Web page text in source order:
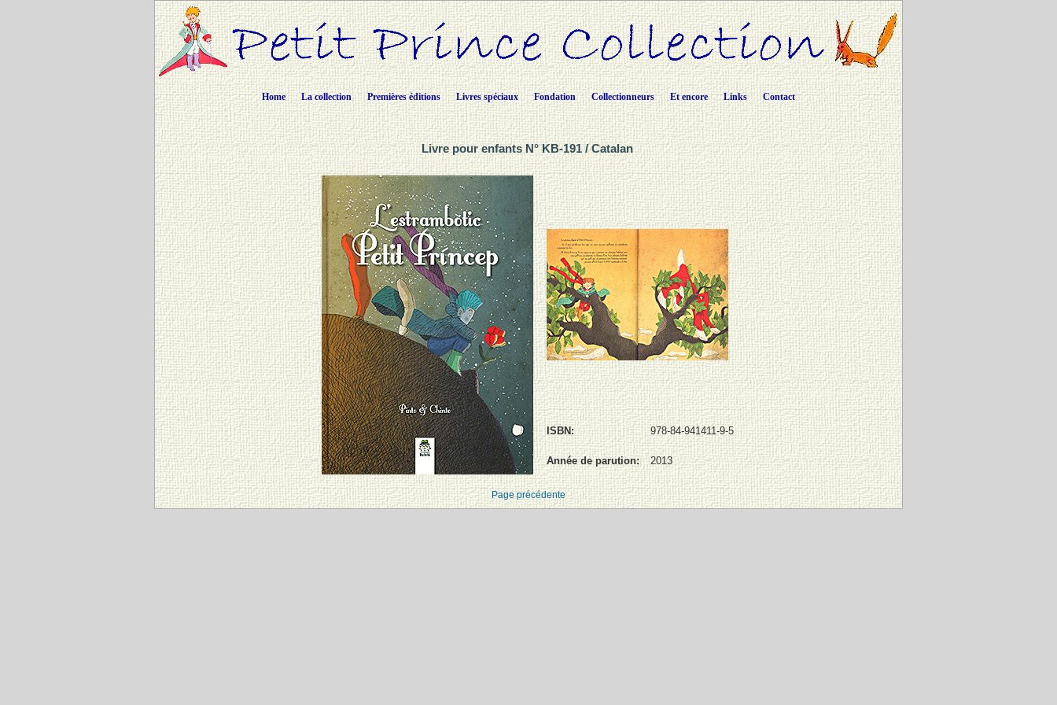
Home La collection Premières éditions Livres spéciaux Fondation Collectionneurs Et encore Links Contact
Livre pour enfants N° KB-191 / Catalan
ISBN: 978-84-941411-9-5
Année de parution: 2013
Page précédente